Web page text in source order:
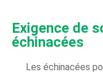
Exigence de
échinacées
Les échinacées